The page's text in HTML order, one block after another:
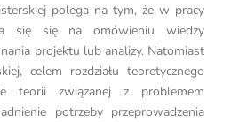
polega na tym, że w pracy
się się na omówieniu wiedzy
projektu lub analizy. Natomiast
celem rozdziału teoretycznego
teorii związanej z problemem
potrzeby przeprowadzenia